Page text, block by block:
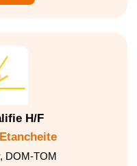
H/F
DOM-TOM